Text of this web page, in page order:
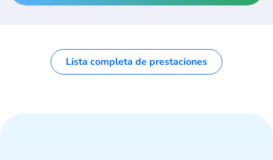
Lista completa de prestaciones